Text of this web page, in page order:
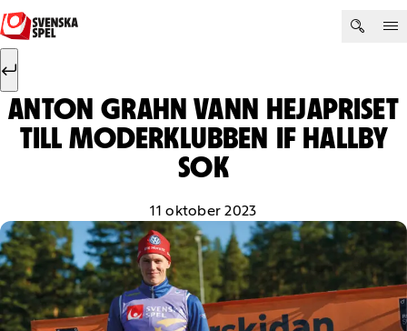
Hoppa till innehåll
Sök efter:
ANTON GRAHN VANN HEJAPRISET
TILL MODERKLUBBEN IF HALLBY
SOK
11 oktober 2023